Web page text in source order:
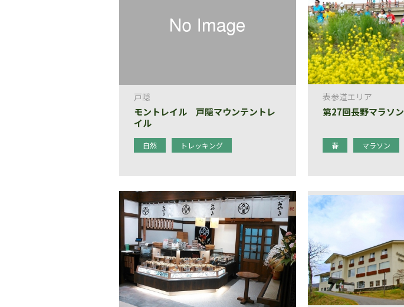
戸隠
モントレイル 戸隠マウンテントレ
イル
自然 トレッキング
表参道エリア
第27回長野マラソン
春 マラソン